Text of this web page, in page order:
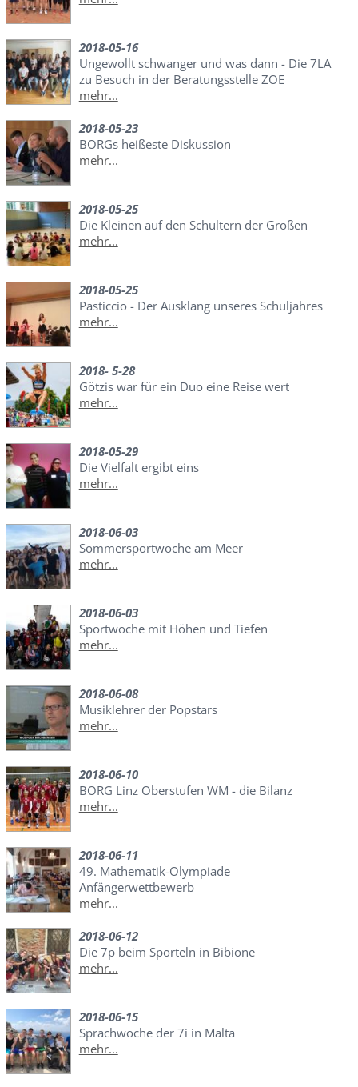
2018-05-16
Ungewollt schwanger und was dann - Die 7LA
zu Besuch in der Beratungsstelle ZOE
mehr...
2018-05-23
BORGs heißeste Diskussion
mehr...
2018-05-25
Die Kleinen auf den Schultern der Großen
mehr...
2018-05-25
Pasticcio - Der Ausklang unseres Schuljahres
mehr...
2018- 5-28
Götzis war für ein Duo eine Reise wert
mehr...
2018-05-29
Die Vielfalt ergibt eins
mehr...
2018-06-03
Sommersportwoche am Meer
mehr...
2018-06-03
Sportwoche mit Höhen und Tiefen
mehr...
2018-06-08
Musiklehrer der Popstars
mehr...
2018-06-10
BORG Linz Oberstufen WM - die Bilanz
mehr...
2018-06-11
49. Mathematik-Olympiade
Anfängerwettbewerb
mehr...
2018-06-12
Die 7p beim Sporteln in Bibione
mehr...
2018-06-15
Sprachwoche der 7i in Malta
mehr...